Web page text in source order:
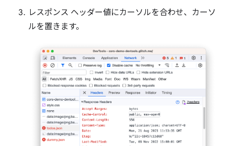
レスポンス ヘッダー値にカーソルを合わせ、カーソ
ルを置きます。